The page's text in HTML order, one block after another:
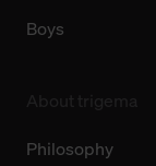
Boys
Philosophy